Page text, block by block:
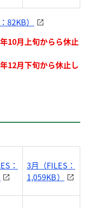
82KB）
10月上旬からら休止
12月下旬から休止し
：
3月（FILES：
1,059KB）